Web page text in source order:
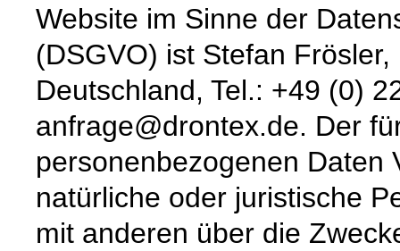
Website im Sinne der
(DSGVO) ist Stefan
Deutschland, Tel.: +49 (0)
anfrage@drontex.de. Der
personenbezogenen Daten
natürliche oder juristische
mit anderen über die